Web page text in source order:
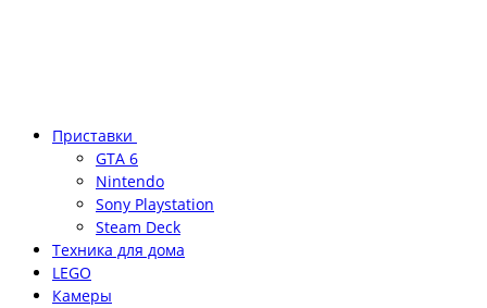
Приставки
GTA 6
Nintendo
Sony Playstation
Steam Deck
Техника для дома
LEGO
Камеры